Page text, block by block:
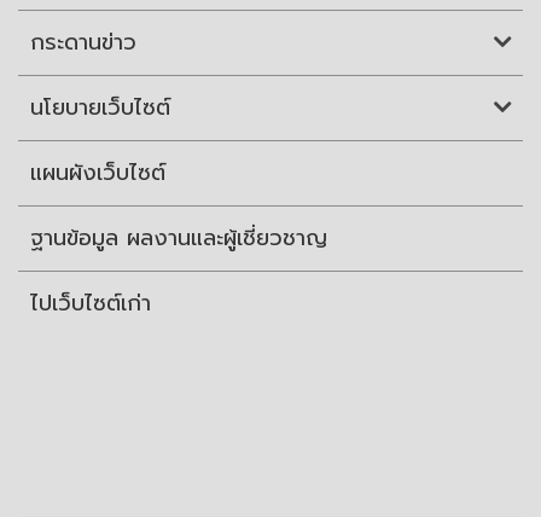
กระดานข่าว
นโยบายเว็บไซต์
แผนผังเว็บไซต์
ฐานข้อมูล ผลงานและผู้เชี่ยวชาญ
ไปเว็บไซต์เก่า